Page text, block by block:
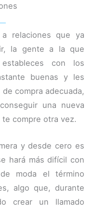
relaciones que ya
la gente a la que
con los
buenas y les
compra adecuada,
una nueva
compre otra vez.
y desde cero es
hará más difícil con
moda el término
algo que, durante
crear un llamado